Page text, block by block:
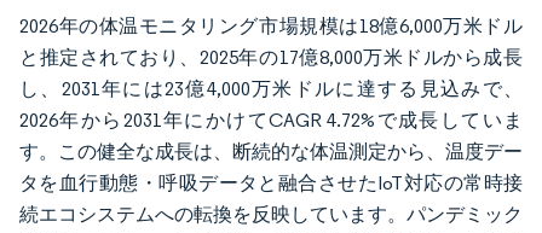
2026年の体温モニタリング市場規模は18億6,000万米ドル
と推定されており、2025年の17億8,000万米ドルから成長
し、2031年には23億4,000万米ドルに達する見込みで、
2026年から2031年にかけてCAGR 4.72%で成長していま
す。この健全な成長は、断続的な体温測定から、温度デー
タを血行動態・呼吸データと融合させたIoT対応の常時接
続エコシステムへの転換を反映しています。パンデミック